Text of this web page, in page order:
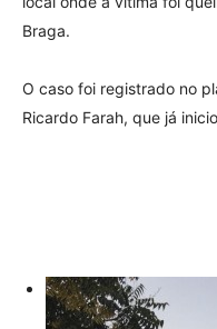
Braga.
O caso foi registrado no
Ricardo Farah, que já